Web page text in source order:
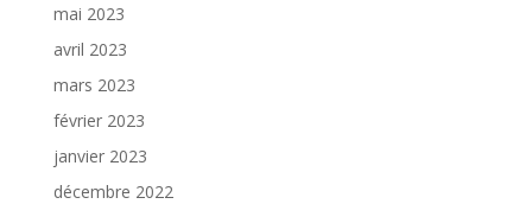
mai 2023
avril 2023
mars 2023
février 2023
janvier 2023
décembre 2022